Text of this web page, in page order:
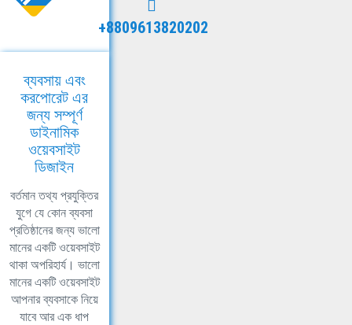
+8809613820202
ব্যবসায় এবং
করপোরেট এর
জন্য সম্পূর্ণ
ডাইনামিক
ওয়েবসাইট
ডিজাইন
বর্তমান তথ্য প্রযুক্তির
যুগে যে কোন ব্যবসা
প্রতিষ্ঠানের জন্য ভালো
মানের একটি ওয়েবসাইট
থাকা অপরিহার্য। ভালো
মানের একটি ওয়েবসাইট
আপনার ব্যবসাকে নিয়ে
যাবে আর এক ধাপ